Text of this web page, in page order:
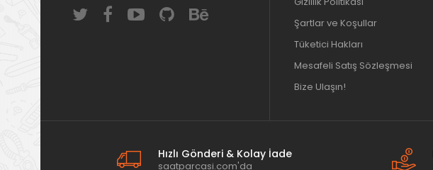
Şartlar ve Koşullar
Tüketici Hakları
Mesafeli Satış Sözleşmesi
Bize Ulaşın!
Hızlı Gönderi & Kolay İade
saatparcasi.com'da